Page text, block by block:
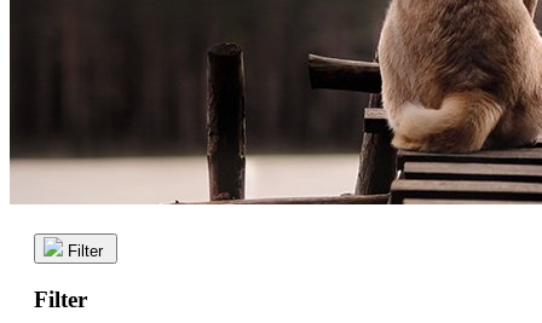
Filter
Filter